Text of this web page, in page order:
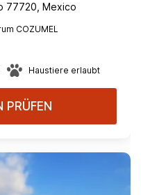
77720, Mexico
COZUMEL
Haustiere erlaubt
PRÜFEN